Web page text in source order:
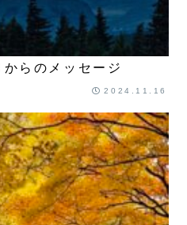
らのメッセージ
2024.11.16